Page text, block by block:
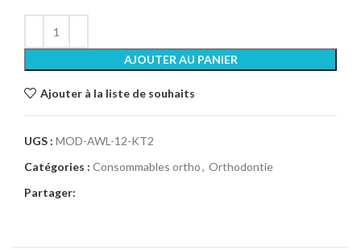
AJOUTER AU PANIER
Ajouter à la liste de souhaits
UGS : MOD-AWL-12-KT2
Catégories : Consommables ortho, Orthodontie
Partager: